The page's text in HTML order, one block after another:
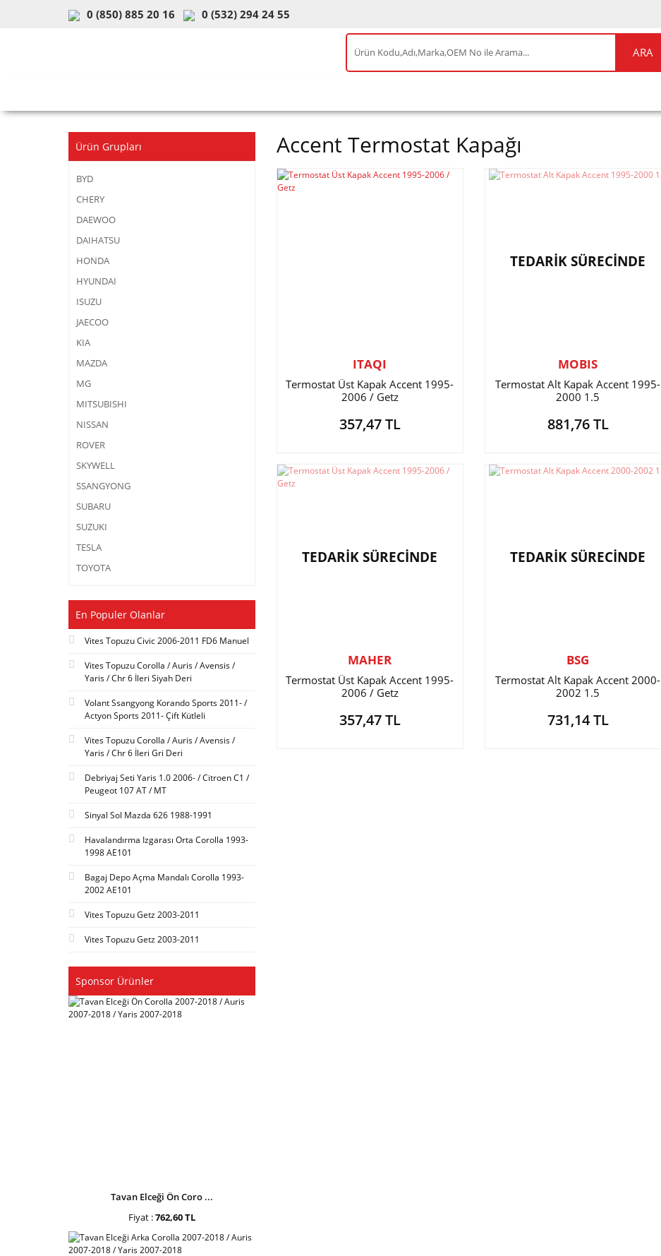
0 (850) 885 20 16 0 (532) 294 24 55
ARA
Ürün Grupları
BYD
CHERY
DAEWOO
DAIHATSU
HONDA
HYUNDAI
ISUZU
JAECOO
KIA
MAZDA
MG
MITSUBISHI
NISSAN
ROVER
SKYWELL
SSANGYONG
SUBARU
SUZUKI
TESLA
TOYOTA
En Populer Olanlar
Vites Topuzu Civic 2006-2011 FD6 Manuel
Vites Topuzu Corolla / Auris / Avensis /
Yaris / Chr 6 İleri Siyah Deri
Volant Ssangyong Korando Sports 2011- /
Actyon Sports 2011- Çift Kütleli
Vites Topuzu Corolla / Auris / Avensis /
Yaris / Chr 6 İleri Gri Deri
Debriyaj Seti Yaris 1.0 2006- / Citroen C1 /
Peugeot 107 AT / MT
Sinyal Sol Mazda 626 1988-1991
Havalandırma Izgarası Orta Corolla 1993-
1998 AE101
Bagaj Depo Açma Mandalı Corolla 1993-
2002 AE101
Vites Topuzu Getz 2003-2011
Vites Topuzu Getz 2003-2011
Sponsor Ürünler
Tavan Elceği Ön Coro ...
Fiyat :762,60 TL
Accent Termostat Kapağı
ITAQI
Termostat Üst Kapak Accent 1995-
2006 / Getz
357,47 TL
TEDARİK SÜRECİNDE
MOBIS
Termostat Alt Kapak Accent 1995-
2000 1.5
881,76 TL
TEDARİK SÜRECİNDE
MAHER
Termostat Üst Kapak Accent 1995-
2006 / Getz
357,47 TL
TEDARİK SÜRECİNDE
BSG
Termostat Alt Kapak Accent 2000-
2002 1.5
731,14 TL